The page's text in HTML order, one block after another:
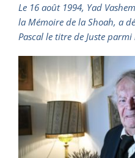
Le 16 août 1994, Yad
la Mémoire de la Shoah, a
Pascal le titre de Juste parmi